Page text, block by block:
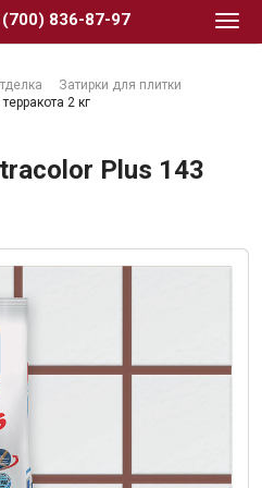
Затирки для плитки
2 кг
Plus 143
(700) 836-87-97